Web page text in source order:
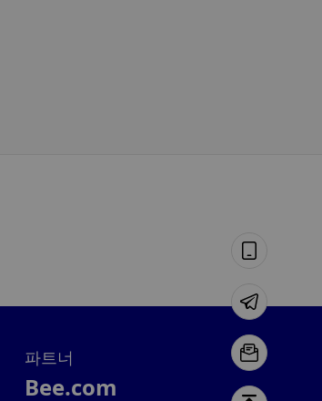
스 CEO: AI가 암호화폐의 중요성을
것이며, 코인베이스는 ‘에이전틱 파이
Finance)’를 구축 중입니다
10:18 오후
세일러: 비트코인의 은행 및 기업 진출
파트너
Bee.com